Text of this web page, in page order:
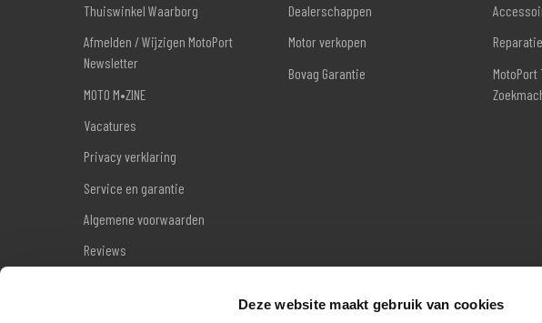
Deze website maakt gebruik van cookies
Thuiswinkel Waarborg
Afmelden / Wijzigen MotoPort
Newsletter
MOTO M•ZINE
Vacatures
Privacy verklaring
Service en garantie
Algemene voorwaarden
Reviews
Dealerschappen
Motor verkopen
Bovag Garantie